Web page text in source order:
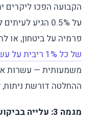
הקבועה הפכו
פרמיה על ביטחון, או
של כל 1% ריבית על עשרות שנות משכנתא
משמעותית — עשרות
ההחלטה דורשת ניתוח,
מגמה 3: עלייה בביקוש למחזורים.